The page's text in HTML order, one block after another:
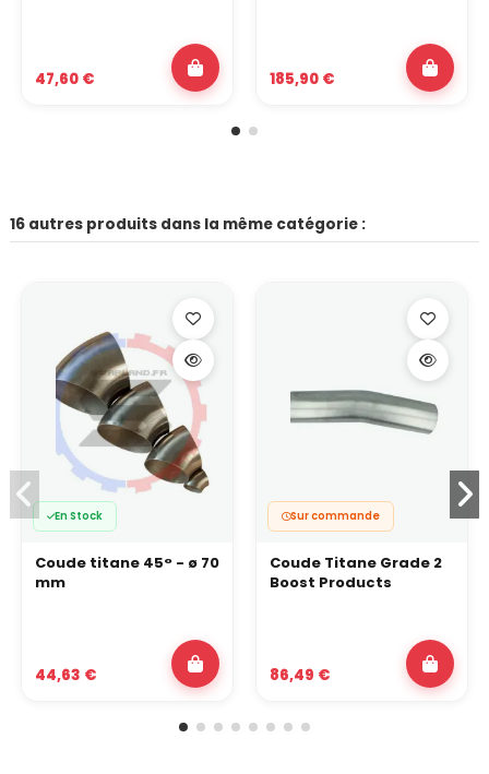
47,60 € 185,90 €
16 autres produits dans la même catégorie :
En Stock
Coude titane 45° - ø 70
mm
44,63 €
Sur commande
Coude Titane Grade 2
Boost Products
86,49 €